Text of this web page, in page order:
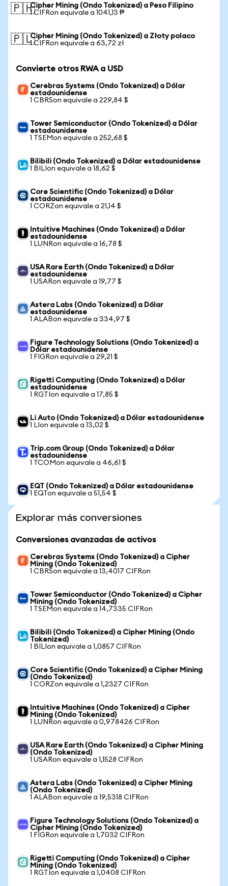
🇵🇭Cipher Mining (Ondo Tokenized) a Peso Filipino
1 CIFRon equivale a 1041,13 ₱
🇵🇱Cipher Mining (Ondo Tokenized) a Złoty polaco
1 CIFRon equivale a 63,72 zł
Convierte otros RWA a USD
Cerebras Systems (Ondo Tokenized) a Dólar
estadounidense
1 CBRSon equivale a 229,84 $
Tower Semiconductor (Ondo Tokenized) a Dólar
estadounidense
1 TSEMon equivale a 252,68 $
Bilibili (Ondo Tokenized) a Dólar estadounidense
1 BILIon equivale a 18,62 $
Core Scientific (Ondo Tokenized) a Dólar
estadounidense
1 CORZon equivale a 21,14 $
Intuitive Machines (Ondo Tokenized) a Dólar
estadounidense
1 LUNRon equivale a 16,78 $
USA Rare Earth (Ondo Tokenized) a Dólar
estadounidense
1 USARon equivale a 19,77 $
Astera Labs (Ondo Tokenized) a Dólar
estadounidense
1 ALABon equivale a 334,97 $
Figure Technology Solutions (Ondo Tokenized) a
Dólar estadounidense
1 FIGRon equivale a 29,21 $
Rigetti Computing (Ondo Tokenized) a Dólar
estadounidense
1 RGTIon equivale a 17,85 $
Li Auto (Ondo Tokenized) a Dólar estadounidense
1 LIon equivale a 13,02 $
Trip.com Group (Ondo Tokenized) a Dólar
estadounidense
1 TCOMon equivale a 46,61 $
EQT (Ondo Tokenized) a Dólar estadounidense
1 EQTon equivale a 51,54 $
Explorar más conversiones
Conversiones avanzadas de activos
Cerebras Systems (Ondo Tokenized) a Cipher
Mining (Ondo Tokenized)
1 CBRSon equivale a 13,4017 CIFRon
Tower Semiconductor (Ondo Tokenized) a Cipher
Mining (Ondo Tokenized)
1 TSEMon equivale a 14,7335 CIFRon
Bilibili (Ondo Tokenized) a Cipher Mining (Ondo
Tokenized)
1 BILIon equivale a 1,0857 CIFRon
Core Scientific (Ondo Tokenized) a Cipher Mining
(Ondo Tokenized)
1 CORZon equivale a 1,2327 CIFRon
Intuitive Machines (Ondo Tokenized) a Cipher
Mining (Ondo Tokenized)
1 LUNRon equivale a 0,978426 CIFRon
USA Rare Earth (Ondo Tokenized) a Cipher Mining
(Ondo Tokenized)
1 USARon equivale a 1,1528 CIFRon
Astera Labs (Ondo Tokenized) a Cipher Mining
(Ondo Tokenized)
1 ALABon equivale a 19,5318 CIFRon
Figure Technology Solutions (Ondo Tokenized) a
Cipher Mining (Ondo Tokenized)
1 FIGRon equivale a 1,7032 CIFRon
Rigetti Computing (Ondo Tokenized) a Cipher
Mining (Ondo Tokenized)
1 RGTIon equivale a 1,0408 CIFRon